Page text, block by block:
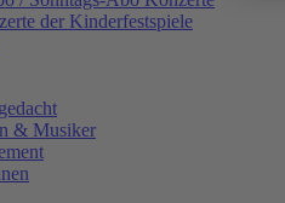
der Kinderfestspiele
& Musiker